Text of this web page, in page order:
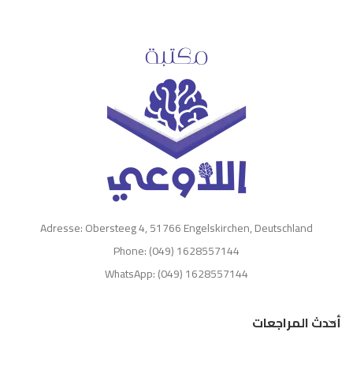
Adresse: Obersteeg 4, 51766 Engelskirchen, Deutschland
Phone: (049) 1628557144
WhatsApp: (049) 1628557144
أحدث المراجعات